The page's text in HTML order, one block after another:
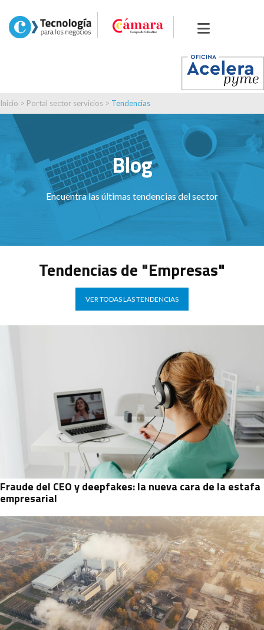
Inicio > Portal sector servicios > Tendencias
Blog
Encuentra las últimas tendencias del sector
Tendencias de "Empresas"
VER TODAS LAS TENDENCIAS
Fraude del CEO y deepfakes: la nueva cara de la estafa
empresarial